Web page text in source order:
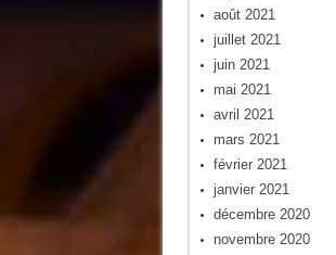
août 2021
juillet 2021
juin 2021
mai 2021
avril 2021
mars 2021
février 2021
janvier 2021
décembre 2020
novembre 2020